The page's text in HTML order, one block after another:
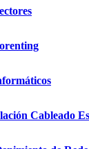
653 15 87 39
925 280 355
Cableado